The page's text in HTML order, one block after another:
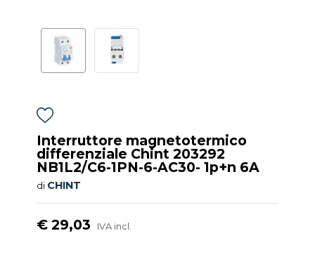
Interruttore magnetotermico
differenziale Chint 203292
NB1L2/C6-1PN-6-AC30- 1p+n 6A
di CHINT
€ 29,03 IVA incl.